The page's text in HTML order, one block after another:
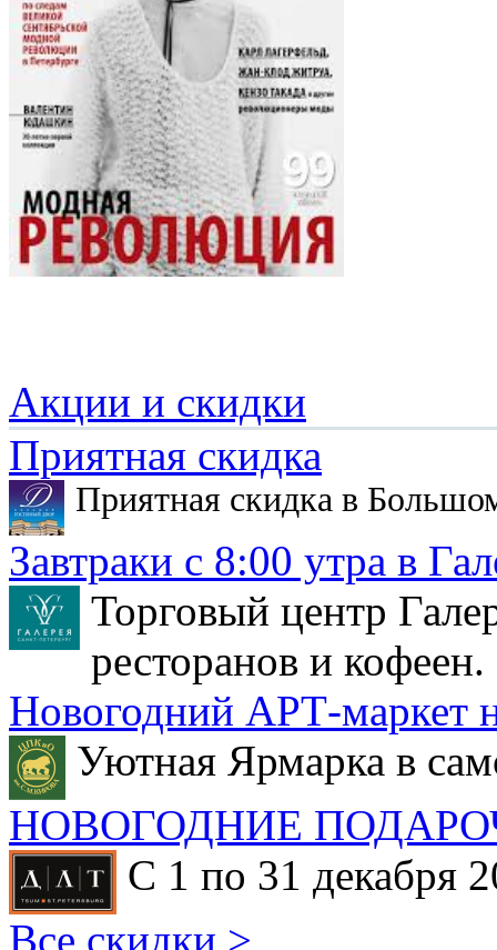
Акции и скидки
Приятная скидка
Приятная скидка в
Завтраки с 8:00 утра в
Торговый центр
ресторанов и кофеен.
Новогодний АРТ-маркет
Уютная Ярмарка в
НОВОГОДНИЕ
С 1 по 31 декабря
Все скидки >